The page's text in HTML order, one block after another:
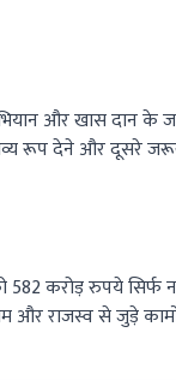
और खास दान के
रूप देने और दूसरे जरूरी
582 करोड़ रुपये
और राजस्व से जुड़े